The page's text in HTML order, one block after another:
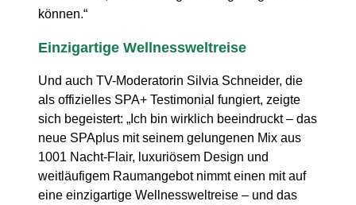
können.“
Einzigartige Wellnessweltreise
Und auch TV-Moderatorin Silvia Schneider, die
als offizielles SPA+ Testimonial fungiert, zeigte
sich begeistert: „Ich bin wirklich beeindruckt – das
neue SPAplus mit seinem gelungenen Mix aus
1001 Nacht-Flair, luxuriösem Design und
weitläufigem Raumangebot nimmt einen mit auf
eine einzigartige Wellnessweltreise – und das